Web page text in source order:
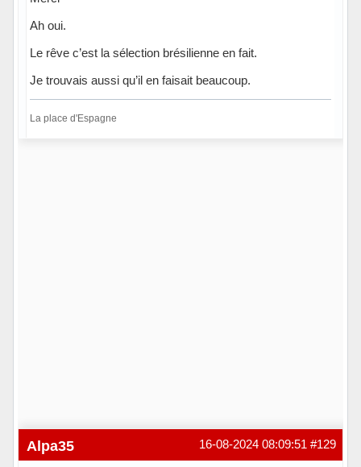
Ah oui.
Le rêve c’est la sélection brésilienne en fait.
Je trouvais aussi qu’il en faisait beaucoup.
La place d'Espagne
#129
16-08-2024 08:09:51
Alpa35